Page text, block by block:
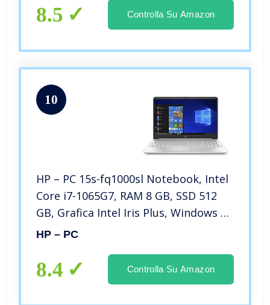
Webcam HP 720p, Argento
8.5 Controlla Su Amazon
10
HP – PC 15s-fq1000sl Notebook, Intel
Core i7-1065G7, RAM 8 GB, SSD 512
GB, Grafica Intel Iris Plus, Windows 10
Home, Schermo 15.6” FHD
Digitali, USB Type-C, Argento
HP – PC
8.4 Controlla Su Amazon